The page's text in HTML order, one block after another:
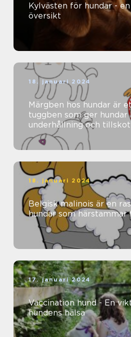
Kylvästen för hundar -
översikt
18. januari 2024
Märgben hos hundar är
tuggben som ger hundar
underhållning och
näringsämnen
18. januari 2024
Belgisk malinois är en
hundar som härstammar
17. januari 2024
Vaccination hund - En
hundens hälsa